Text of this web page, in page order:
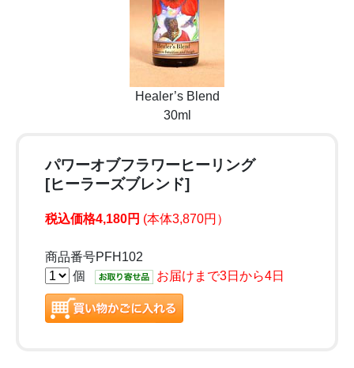
Healer’s Blend
30ml
パワーオブフラワーヒーリング
[ヒーラーズブレンド]
税込価格4,180円 (本体3,870円）
商品番号PFH102
個
お届けまで3日から4日